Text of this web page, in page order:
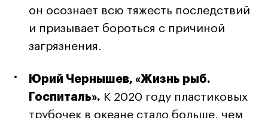
он осознает всю тяжесть последствий
и призывает бороться с причиной
загрязнения.
Юрий Чернышев, «Жизнь рыб.
Госпиталь». К 2020 году пластиковых
трубочек в океане стало больше, чем